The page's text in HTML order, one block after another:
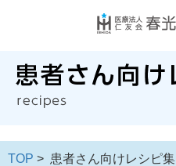
TOP > 患者さん向けレシピ集